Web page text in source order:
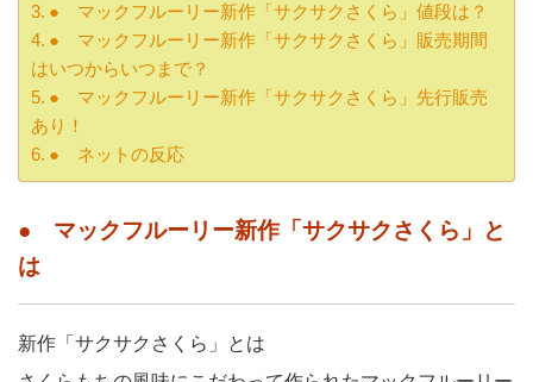
● マックフルーリー新作「サクサクさくら」値段は？
● マックフルーリー新作「サクサクさくら」販売期間
はいつからいつまで？
● マックフルーリー新作「サクサクさくら」先行販売
あり！
● ネットの反応
● マックフルーリー新作「サクサクさくら」と
は
新作「サクサクさくら」とは